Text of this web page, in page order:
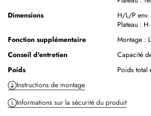
Dimensions
H/L/P
Plateau : H
Fonction supplémentaire
Montage :
Conseil d'entretien
Capacité
Poids
Poids total
Instructions de montage
Informations sur la sécurité du produit